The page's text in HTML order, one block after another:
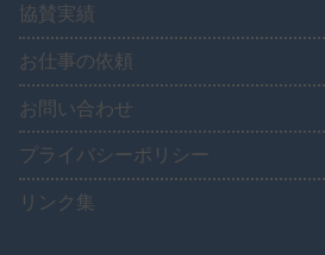
協賛実績
お仕事の依頼
お問い合わせ
プライバシーポリシー
リンク集